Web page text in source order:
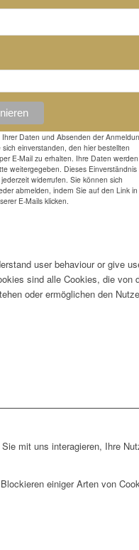
Daten und Absenden der
sich einverstanden, den hier bestellten
E-Mail zu erhalten. Ihre Daten werden
weitergegeben. Dieses Einverständnis
widerrufen. Sie können sich
abmelden, indem Sie auf den Link
E-Mails klicken.
user behaviour or give
sind alle Cookies, die von
oder ermöglichen den
mit uns interagieren, Ihre
einiger Arten von